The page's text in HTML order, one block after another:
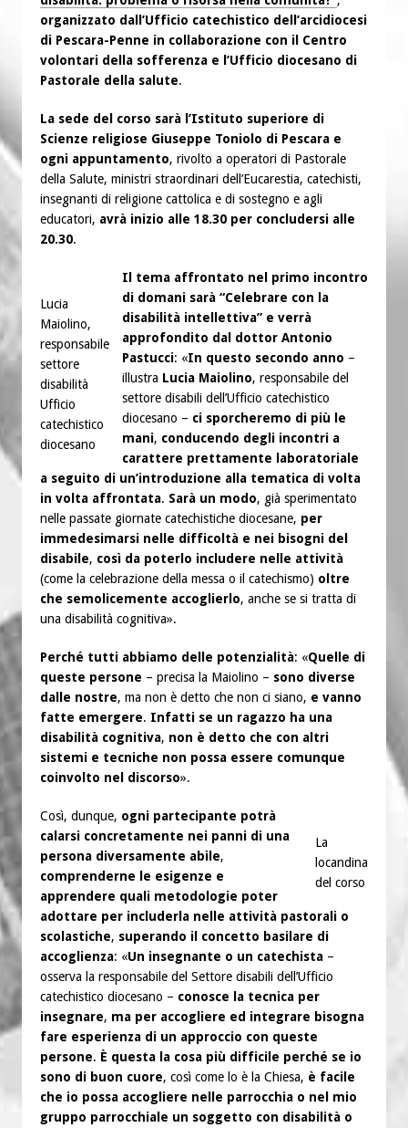
organizzato dall’Ufficio catechistico dell’arcidiocesi
di Pescara-Penne in collaborazione con il Centro
volontari della sofferenza e l’Ufficio diocesano di
Pastorale della salute.
La sede del corso sarà l’Istituto superiore di
Scienze religiose Giuseppe Toniolo di Pescara e
ogni appuntamento, rivolto a operatori di Pastorale
della Salute, ministri straordinari dell’Eucarestia, catechisti,
insegnanti di religione cattolica e di sostegno e agli
educatori, avrà inizio alle 18.30 per concludersi alle
20.30.
Lucia
Maiolino,
responsabile
settore
disabilità
Ufficio
catechistico
diocesano
Il tema affrontato nel primo incontro
di domani sarà “Celebrare con la
disabilità intellettiva” e verrà
approfondito dal dottor Antonio
Pastucci: «In questo secondo anno –
illustra Lucia Maiolino, responsabile del
settore disabili dell’Ufficio catechistico
diocesano – ci sporcheremo di più le
mani, conducendo degli incontri a
carattere prettamente laboratoriale
a seguito di un’introduzione alla tematica di volta
in volta affrontata. Sarà un modo, già sperimentato
nelle passate giornate catechistiche diocesane, per
immedesimarsi nelle difficoltà e nei bisogni del
disabile, così da poterlo includere nelle attività
(come la celebrazione della messa o il catechismo) oltre
che semolicemente accoglierlo, anche se si tratta di
una disabilità cognitiva».
Perché tutti abbiamo delle potenzialità: «Quelle di
queste persone – precisa la Maiolino – sono diverse
dalle nostre, ma non è detto che non ci siano, e vanno
fatte emergere. Infatti se un ragazzo ha una
disabilità cognitiva, non è detto che con altri
sistemi e tecniche non possa essere comunque
coinvolto nel discorso».
La
locandina
del corso
Così, dunque, ogni partecipante potrà
calarsi concretamente nei panni di una
persona diversamente abile,
comprenderne le esigenze e
apprendere quali metodologie poter
adottare per includerla nelle attività pastorali o
scolastiche, superando il concetto basilare di
accoglienza: «Un insegnante o un catechista –
osserva la responsabile del Settore disabili dell’Ufficio
catechistico diocesano – conosce la tecnica per
insegnare, ma per accogliere ed integrare bisogna
fare esperienza di un approccio con queste
persone. È questa la cosa più difficile perché se io
sono di buon cuore, così come lo è la Chiesa, è facile
che io possa accogliere nelle parrocchia o nel mio
gruppo parrocchiale un soggetto con disabilità o